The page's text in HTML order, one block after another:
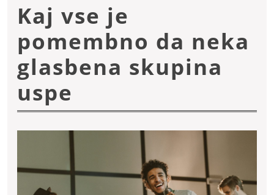
Kaj vse je
pomembno da neka
glasbena skupina
uspe
vse
je
pomembno